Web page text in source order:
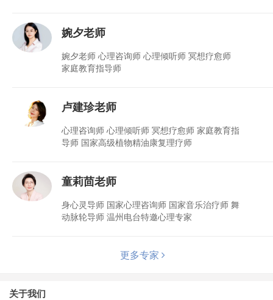
婉夕老师
婉夕老师 心理咨询师 心理倾听师 冥想疗愈师
家庭教育指导师
卢建珍老师
心理咨询师 心理倾听师 冥想疗愈师 家庭教育指
导师 国家高级植物精油康复理疗师
童莉茴老师
身心灵导师 国家心理咨询师 国家音乐治疗师 舞
动脉轮导师 温州电台特邀心理专家
更多专家
关于我们